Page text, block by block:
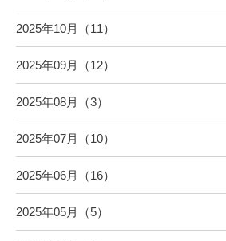
2025年10月（11）
2025年09月（12）
2025年08月（3）
2025年07月（10）
2025年06月（16）
2025年05月（5）